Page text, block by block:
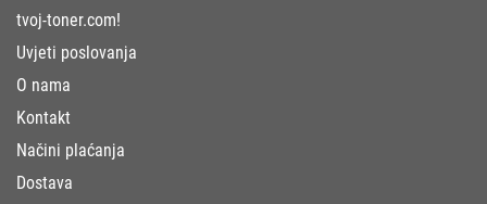
tvoj-toner.com!
Uvjeti poslovanja
O nama
Kontakt
Načini plaćanja
Dostava